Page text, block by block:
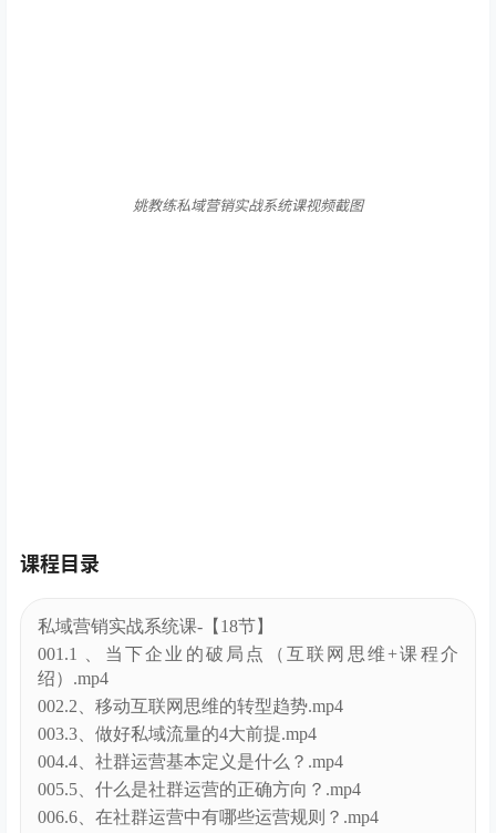
姚教练私域营销实战系统课视频截图
课程目录
私域营销实战系统课-【18节】
001.1 、当下企业的破局点（互联网思维+课程介
绍）.mp4
002.2、移动互联网思维的转型趋势.mp4
003.3、做好私域流量的4大前提.mp4
004.4、社群运营基本定义是什么？.mp4
005.5、什么是社群运营的正确方向？.mp4
006.6、在社群运营中有哪些运营规则？.mp4